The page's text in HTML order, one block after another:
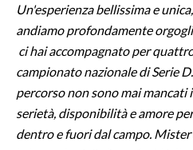
Un'esperienza bellissima e
andiamo profondamente
ci hai accompagnato per
campionato nazionale di Serie
percorso non sono mai mancati
serietà, disponibilità e amore
dentro e fuori dal campo.